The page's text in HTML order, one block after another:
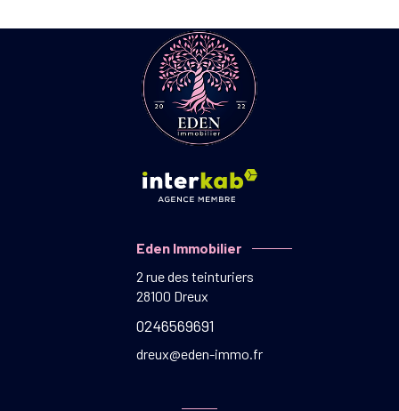
Eden Immobilier
2 rue des teinturiers
28100 Dreux
0246569691
dreux@eden-immo.fr